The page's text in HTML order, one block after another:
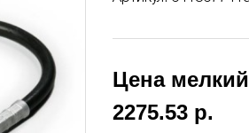
Цена
2275.53 р.